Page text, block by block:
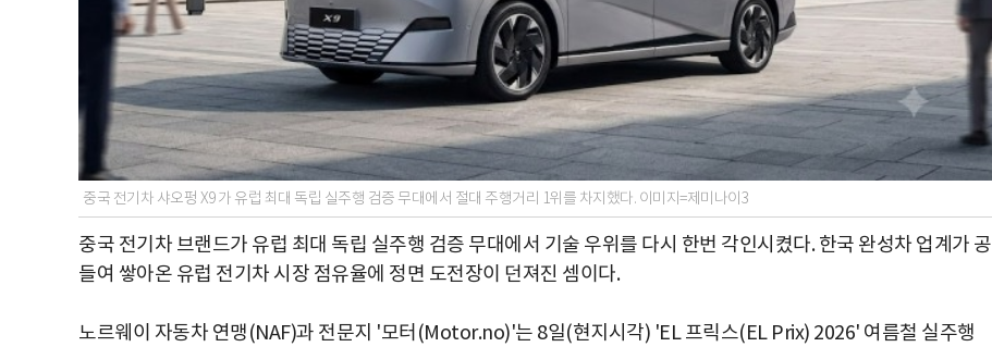
중국 전기차 샤오펑 X9 가 유럽 최대 독립 실주행 검증 무대에서 절대 주행거리 1위를 차지했다. 이미지=제미나이3
중국 전기차 브랜드가 유럽 최대 독립 실주행 검증 무대에서 기술 우위를 다시 한번 각인시켰다. 한국 완성차 업계가 공
들여 쌓아온 유럽 전기차 시장 점유율에 정면 도전장이 던져진 셈이다.
노르웨이 자동차 연맹(NAF)과 전문지 '모터(Motor.no)'는 8일(현지시각) 'EL 프릭스(EL Prix) 2026' 여름철 실주행